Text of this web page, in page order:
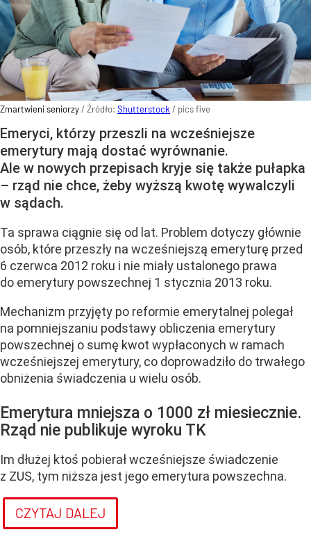
Zmartwieni seniorzy/ Źródło: Shutterstock / pics five
Emeryci, którzy przeszli na wcześniejsze
emerytury mają dostać wyrównanie.
Ale w nowych przepisach kryje się także pułapka
– rząd nie chce, żeby wyższą kwotę wywalczyli
w sądach.
Ta sprawa ciągnie się od lat. Problem dotyczy głównie
osób, które przeszły na wcześniejszą emeryturę przed
6 czerwca 2012 roku i nie miały ustalonego prawa
do emerytury powszechnej 1 stycznia 2013 roku.
Mechanizm przyjęty po reformie emerytalnej polegał
na pomniejszaniu podstawy obliczenia emerytury
powszechnej o sumę kwot wypłaconych w ramach
wcześniejszej emerytury, co doprowadziło do trwałego
obniżenia świadczenia u wielu osób.
Emerytura mniejsza o 1000 zł miesiecznie.
Rząd nie publikuje wyroku TK
Im dłużej ktoś pobierał wcześniejsze świadczenie
z ZUS, tym niższa jest jego emerytura powszechna.
CZYTAJ DALEJ